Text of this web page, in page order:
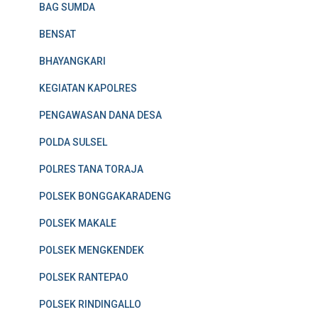
BAG SUMDA
BENSAT
BHAYANGKARI
KEGIATAN KAPOLRES
PENGAWASAN DANA DESA
POLDA SULSEL
POLRES TANA TORAJA
POLSEK BONGGAKARADENG
POLSEK MAKALE
POLSEK MENGKENDEK
POLSEK RANTEPAO
POLSEK RINDINGALLO